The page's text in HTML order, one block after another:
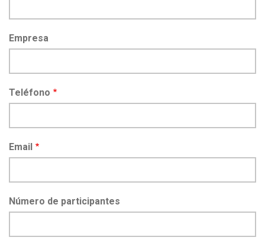
Empresa
Teléfono
Email
Número de participantes